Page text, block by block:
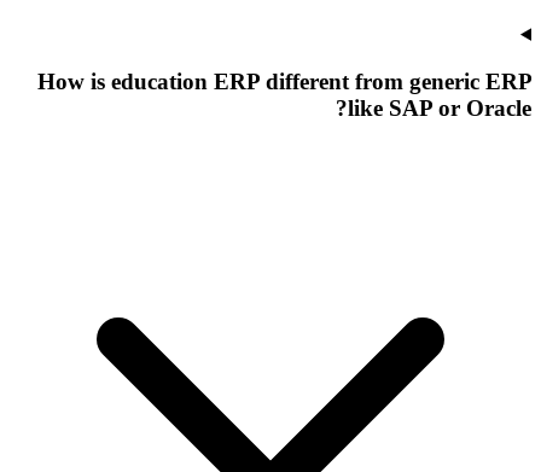
How is education ERP different from generic ERP
like SAP or Oracle?